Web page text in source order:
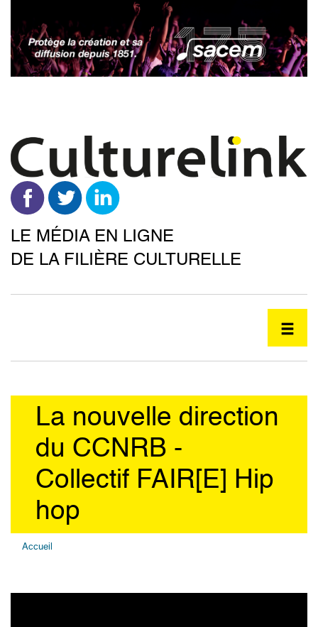
contenu
principal
LE MÉDIA EN LIGNE
DE LA FILIÈRE CULTURELLE
La nouvelle direction
du CCNRB -
Collectif FAIR[E] Hip
hop
Accueil